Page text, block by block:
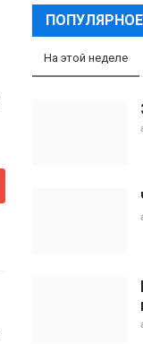
ПОПУЛЯРНОЕ
На этой неделе